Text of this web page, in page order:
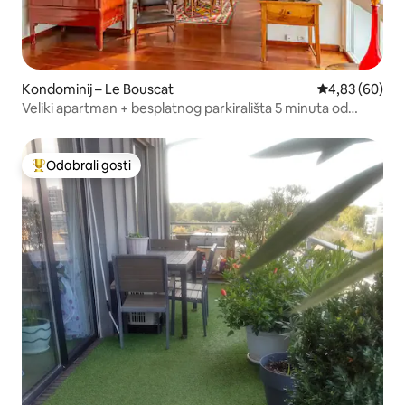
Kondominij – Le Bouscat Prosječna
4,83 (60)
Veliki apartman + besplatnog parkirališta 5 minuta od
Među najviše rangiranima s oznakom „Odabrali gosti”
Odabrali gosti